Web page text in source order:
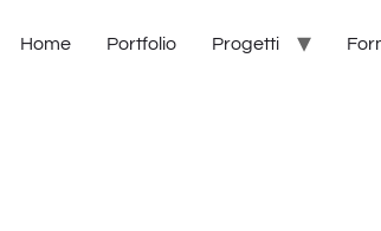
Home Portfolio Progetti